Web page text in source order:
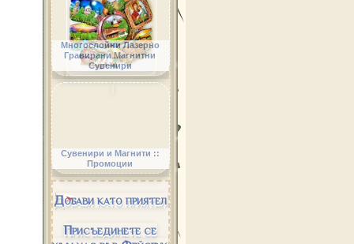
Многослойни Лазерно
Гравирани Магнитни
Сувенири
Сувенири и Магнити ::
Промоции
Добави като приятел
Присъединете се